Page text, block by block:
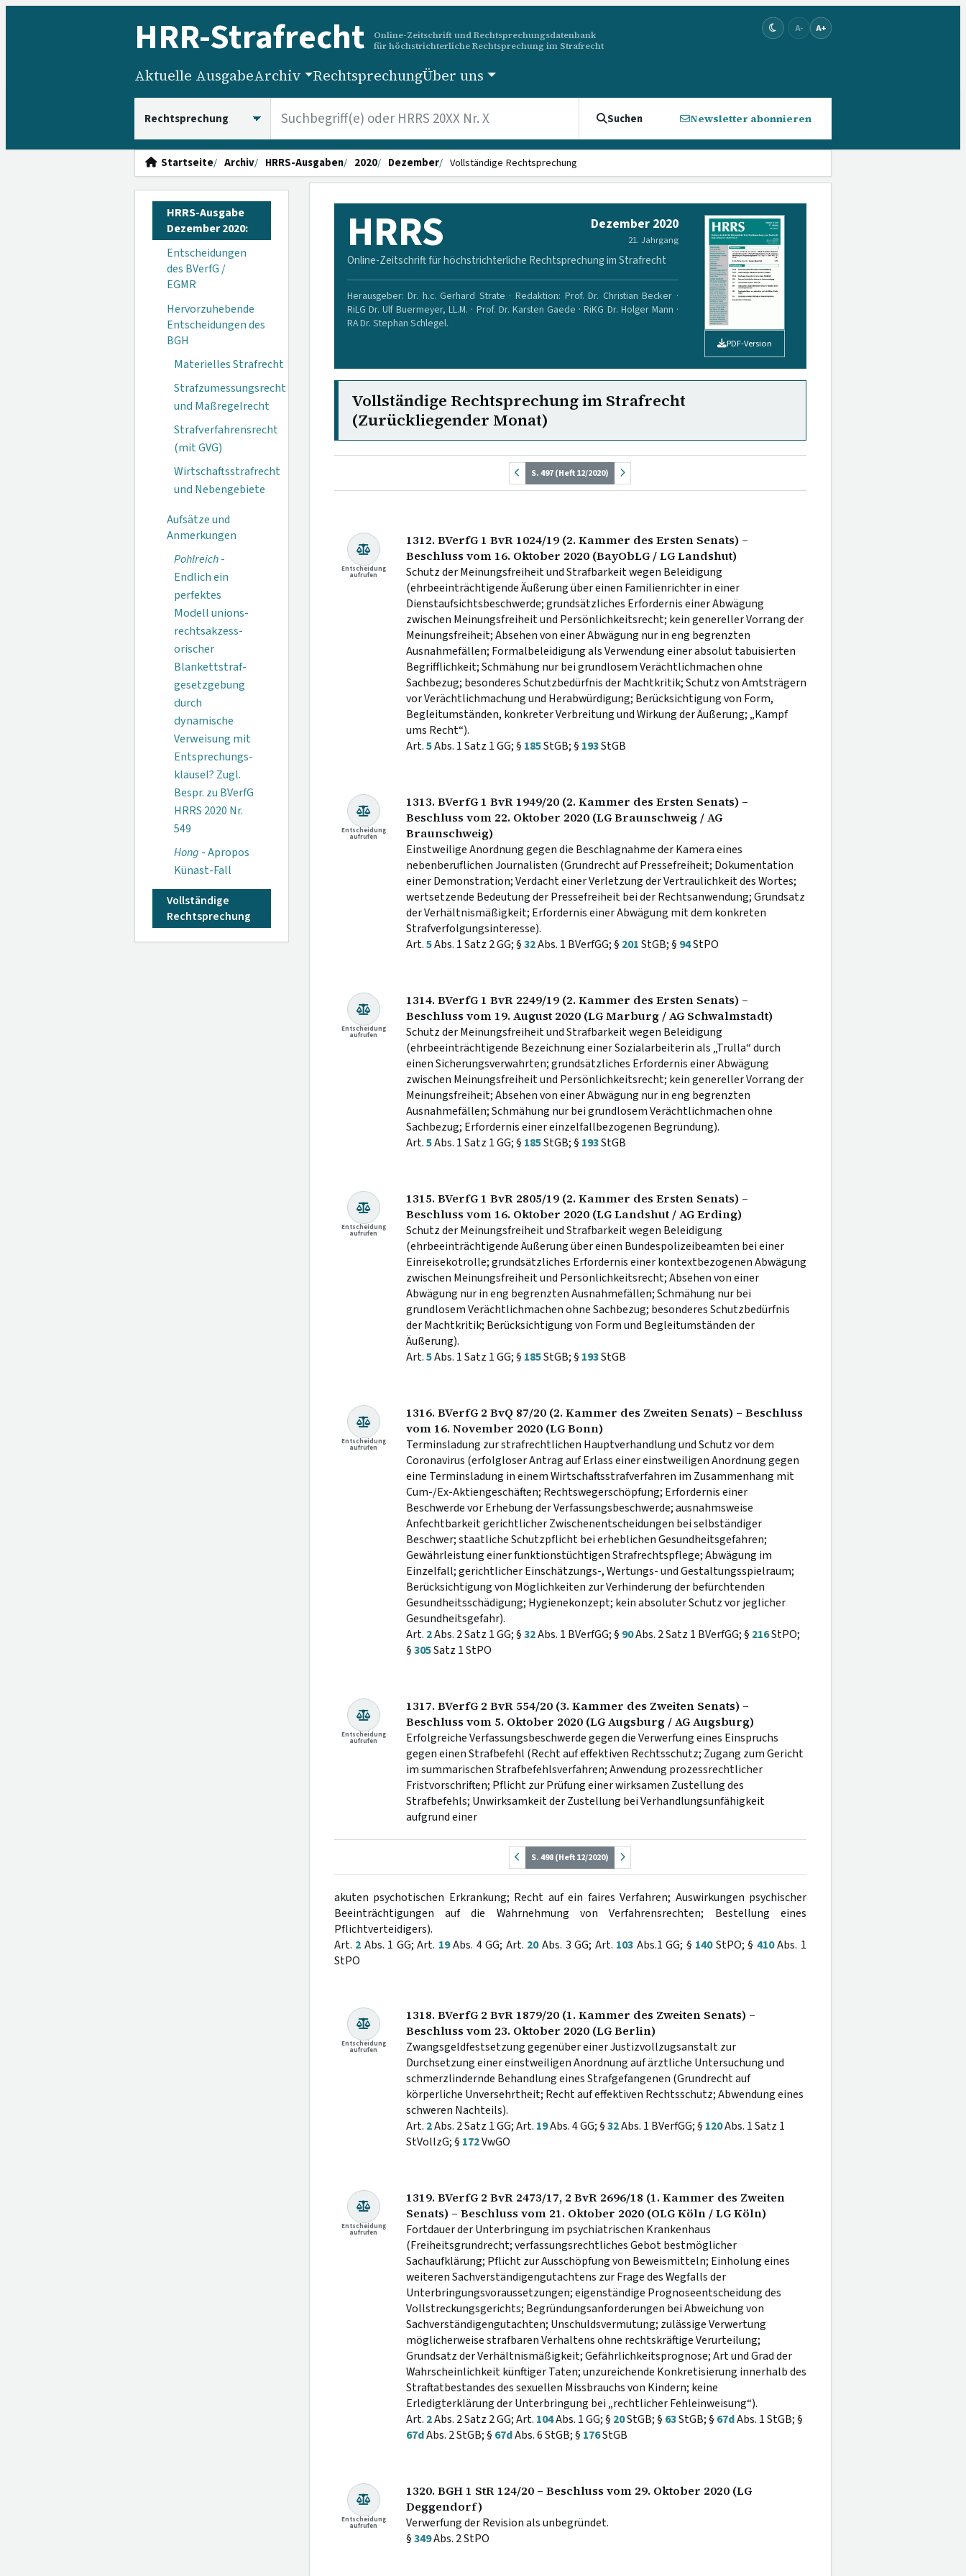
HRR-Strafrecht
Online-Zeitschrift und Rechtsprechungsdatenbank
für höchstrichterliche Rechtsprechung im Strafrecht
A- A+
Aktuelle AusgabeArchiv RechtsprechungÜber uns
Suchen Newsletter abonnieren
Startseite Archiv HRRS-Ausgaben 2020 Dezember Vollständige Rechtsprechung
HRRS-Ausgabe
Dezember 2020:
Entscheidungen
des BVerfG /
EGMR
Hervorzuhebende
Entscheidungen des
BGH
Materielles Strafrecht
Strafzumessungsrecht
und Maßregelrecht
Strafverfahrensrecht
(mit GVG)
Wirtschaftsstrafrecht
und Nebengebiete
Aufsätze und
Anmerkungen
Pohlreich-
Endlich ein
perfektes
Modell unions­
rechts­akzess­
orischer
Blankett­straf­
gesetz­gebung
durch
dynamische
Verweisung mit
Ent­sprechungs­
klausel? Zugl.
Bespr. zu BVerfG
HRRS 2020 Nr.
549
Hong - Apropos
Künast-Fall
Vollständige
Rechtsprechung
HRRS Dezember 2020
21. Jahrgang
Online-Zeitschrift für höchstrichterliche Rechtsprechung im Strafrecht
Herausgeber: Dr. h.c. Gerhard Strate · Redaktion: Prof. Dr. Christian Becker ·
RiLG Dr. Ulf Buermeyer, LL.M. · Prof. Dr. Karsten Gaede · RiKG Dr. Holger Mann ·
RA Dr. Stephan Schlegel.
PDF-Version
Vollständige Rechtsprechung im Strafrecht
(Zurückliegender Monat)
S. 497 (Heft 12/2020)
Entscheidung
aufrufen
1312. BVerfG 1 BvR 1024/19 (2. Kammer des Ersten Senats) –
Beschluss vom 16. Oktober 2020 (BayObLG / LG Landshut)
Schutz der Meinungsfreiheit und Strafbarkeit wegen Beleidigung
(ehrbeeinträchtigende Äußerung über einen Familienrichter in einer
Dienstaufsichtsbeschwerde; grundsätzliches Erfordernis einer Abwägung
zwischen Meinungsfreiheit und Persönlichkeitsrecht; kein genereller Vorrang der
Meinungsfreiheit; Absehen von einer Abwägung nur in eng begrenzten
Ausnahmefällen; Formalbeleidigung als Verwendung einer absolut tabuisierten
Begrifflichkeit; Schmähung nur bei grundlosem Verächtlichmachen ohne
Sachbezug; besonderes Schutzbedürfnis der Machtkritik; Schutz von Amtsträgern
vor Verächtlichmachung und Herabwürdigung; Berücksichtigung von Form,
Begleitumständen, konkreter Verbreitung und Wirkung der Äußerung; „Kampf
ums Recht“).
Art.5Abs. 1 Satz 1 GG; § 185StGB; § 193StGB
Entscheidung
aufrufen
1313. BVerfG 1 BvR 1949/20 (2. Kammer des Ersten Senats) –
Beschluss vom 22. Oktober 2020 (LG Braunschweig / AG
Braunschweig)
Einstweilige Anordnung gegen die Beschlagnahme der Kamera eines
nebenberuflichen Journalisten (Grundrecht auf Pressefreiheit; Dokumentation
einer Demonstration; Verdacht einer Verletzung der Vertraulichkeit des Wortes;
wertsetzende Bedeutung der Pressefreiheit bei der Rechtsanwendung; Grundsatz
der Verhältnismäßigkeit; Erfordernis einer Abwägung mit dem konkreten
Strafverfolgungsinteresse).
Art.5Abs. 1 Satz 2 GG; §32Abs. 1 BVerfGG; § 201StGB; § 94StPO
Entscheidung
aufrufen
1314. BVerfG 1 BvR 2249/19 (2. Kammer des Ersten Senats) –
Beschluss vom 19. August 2020 (LG Marburg / AG Schwalmstadt)
Schutz der Meinungsfreiheit und Strafbarkeit wegen Beleidigung
(ehrbeeinträchtigende Bezeichnung einer Sozialarbeiterin als „Trulla“ durch
einen Sicherungsverwahrten; grundsätzliches Erfordernis einer Abwägung
zwischen Meinungsfreiheit und Persönlichkeitsrecht; kein genereller Vorrang der
Meinungsfreiheit; Absehen von einer Abwägung nur in eng begrenzten
Ausnahmefällen; Schmähung nur bei grundlosem Verächtlichmachen ohne
Sachbezug; Erfordernis einer einzelfallbezogenen Begründung).
Art.5Abs. 1 Satz 1 GG; § 185StGB; § 193StGB
Entscheidung
aufrufen
1315. BVerfG 1 BvR 2805/19 (2. Kammer des Ersten Senats) –
Beschluss vom 16. Oktober 2020 (LG Landshut / AG Erding)
Schutz der Meinungsfreiheit und Strafbarkeit wegen Beleidigung
(ehrbeeinträchtigende Äußerung über einen Bundespolizeibeamten bei einer
Einreisekotrolle; grundsätzliches Erfordernis einer kontextbezogenen Abwägung
zwischen Meinungsfreiheit und Persönlichkeitsrecht; Absehen von einer
Abwägung nur in eng begrenzten Ausnahmefällen; Schmähung nur bei
grundlosem Verächtlichmachen ohne Sachbezug; besonderes Schutzbedürfnis
der Machtkritik; Berücksichtigung von Form und Begleitumständen der
Äußerung).
Art.5Abs. 1 Satz 1 GG; § 185StGB; § 193StGB
Entscheidung
aufrufen
1316. BVerfG 2 BvQ 87/20 (2. Kammer des Zweiten Senats) – Beschluss
vom 16. November 2020 (LG Bonn)
Terminsladung zur strafrechtlichen Hauptverhandlung und Schutz vor dem
Coronavirus (erfolgloser Antrag auf Erlass einer einstweiligen Anordnung gegen
eine Terminsladung in einem Wirtschaftsstrafverfahren im Zusammenhang mit
Cum-/Ex-Aktiengeschäften; Rechtswegerschöpfung; Erfordernis einer
Beschwerde vor Erhebung der Verfassungsbeschwerde; ausnahmsweise
Anfechtbarkeit gerichtlicher Zwischenentscheidungen bei selbständiger
Beschwer; staatliche Schutzpflicht bei erheblichen Gesundheitsgefahren;
Gewährleistung einer funktionstüchtigen Strafrechtspflege; Abwägung im
Einzelfall; gerichtlicher Einschätzungs-, Wertungs- und Gestaltungsspielraum;
Berücksichtigung von Möglichkeiten zur Verhinderung der befürchtenden
Gesundheitsschädigung; Hygienekonzept; kein absoluter Schutz vor jeglicher
Gesundheitsgefahr).
Art. 2Abs. 2 Satz 1 GG; §32Abs. 1 BVerfGG; § 90Abs. 2 Satz 1 BVerfGG; § 216StPO;
§305Satz 1 StPO
Entscheidung
aufrufen
1317. BVerfG 2 BvR 554/20 (3. Kammer des Zweiten Senats) –
Beschluss vom 5. Oktober 2020 (LG Augsburg / AG Augsburg)
Erfolgreiche Verfassungsbeschwerde gegen die Verwerfung eines Einspruchs
gegen einen Strafbefehl (Recht auf effektiven Rechtsschutz; Zugang zum Gericht
im summarischen Strafbefehlsverfahren; Anwendung prozessrechtlicher
Fristvorschriften; Pflicht zur Prüfung einer wirksamen Zustellung des
Strafbefehls; Unwirksamkeit der Zustellung bei Verhandlungsunfähigkeit
aufgrund einer
S. 498 (Heft 12/2020)
akuten psychotischen Erkrankung; Recht auf ein faires Verfahren; Auswirkungen psychischer
Beeinträchtigungen auf die Wahrnehmung von Verfahrensrechten; Bestellung eines
Pflichtverteidigers).
Art. 2 Abs. 1 GG; Art. 19Abs. 4 GG; Art. 20Abs. 3 GG; Art. 103 Abs.1 GG; § 140StPO; § 410Abs. 1
StPO
Entscheidung
aufrufen
1318. BVerfG 2 BvR 1879/20 (1. Kammer des Zweiten Senats) –
Beschluss vom 23. Oktober 2020 (LG Berlin)
Zwangsgeldfestsetzung gegenüber einer Justizvollzugsanstalt zur
Durchsetzung einer einstweiligen Anordnung auf ärztliche Untersuchung und
schmerzlindernde Behandlung eines Strafgefangenen (Grundrecht auf
körperliche Unversehrtheit; Recht auf effektiven Rechtsschutz; Abwendung eines
schweren Nachteils).
Art. 2Abs. 2 Satz 1 GG; Art. 19Abs. 4 GG; §32Abs. 1 BVerfGG; § 120Abs. 1 Satz 1
StVollzG; § 172VwGO
Entscheidung
aufrufen
1319. BVerfG 2 BvR 2473/17, 2 BvR 2696/18 (1. Kammer des Zweiten
Senats) – Beschluss vom 21. Oktober 2020 (OLG Köln / LG Köln)
Fortdauer der Unterbringung im psychiatrischen Krankenhaus
(Freiheitsgrundrecht; verfassungsrechtliches Gebot bestmöglicher
Sachaufklärung; Pflicht zur Ausschöpfung von Beweismitteln; Einholung eines
weiteren Sachverständigengutachtens zur Frage des Wegfalls der
Unterbringungsvoraussetzungen; eigenständige Prognoseentscheidung des
Vollstreckungsgerichts; Begründungsanforderungen bei Abweichung von
Sachverständigengutachten; Unschuldsvermutung; zulässige Verwertung
möglicherweise strafbaren Verhaltens ohne rechtskräftige Verurteilung;
Grundsatz der Verhältnismäßigkeit; Gefährlichkeitsprognose; Art und Grad der
Wahrscheinlichkeit künftiger Taten; unzureichende Konkretisierung innerhalb des
Straftatbestandes des sexuellen Missbrauchs von Kindern; keine
Erledigterklärung der Unterbringung bei „rechtlicher Fehleinweisung“).
Art. 2Abs. 2 Satz 2 GG; Art. 104Abs. 1 GG; § 20StGB; § 63StGB; § 67dAbs. 1 StGB; §
67dAbs. 2 StGB; § 67dAbs. 6 StGB; § 176StGB
Entscheidung
aufrufen
1320. BGH 1 StR 124/20 – Beschluss vom 29. Oktober 2020 (LG
Deggendorf)
Verwerfung der Revision als unbegründet.
§349Abs. 2 StPO